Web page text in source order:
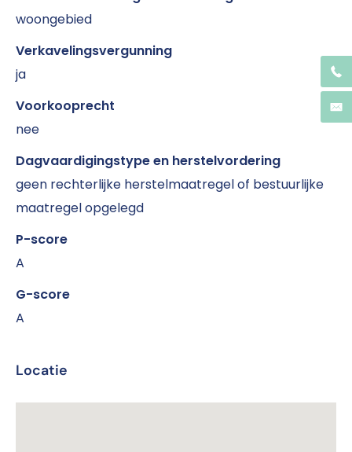
woongebied
Verkavelingsvergunning
ja
Voorkooprecht
nee
Dagvaardigingstype en herstelvordering
geen rechterlijke herstelmaatregel of bestuurlijke
maatregel opgelegd
P-score
A
G-score
A
Locatie